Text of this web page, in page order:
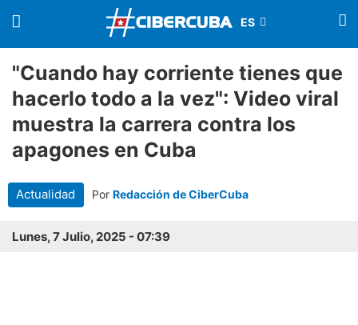
"Cuando hay corriente tienes que
hacerlo todo a la vez": Video viral
muestra la carrera contra los
apagones en Cuba
Actualidad Por Redacción de CiberCuba
Lunes, 7 Julio, 2025 - 07:39